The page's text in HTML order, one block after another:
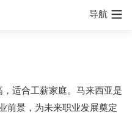
导航
适合工薪家庭。马来西亚是
前景，为未来职业发展奠定